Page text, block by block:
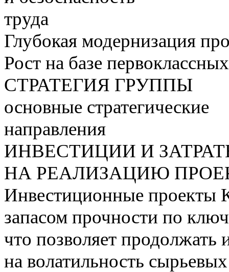
труда
Глубокая модернизация
Рост на базе
СТРАТЕГИЯ ГРУППЫ
основные стратегические
направления
ИНВЕСТИЦИИ И
НА РЕАЛИЗАЦИЮ
Инвестиционные проекты
запасом прочности по
что позволяет продолжать
на волатильность